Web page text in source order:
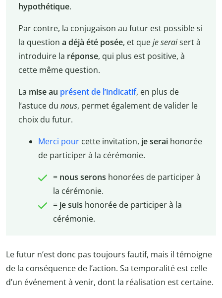
hypothétique.
Par contre, la conjugaison au futur est possible si
la question a déjà été posée, et queje seraisert à
introduire la réponse, qui plus est positive, à
cette même question.
La mise au présent de l’indicatif, en plus de
l’astuce du nous, permet également de valider le
choix du futur.
Merci pourcette invitation, je seraihonorée
de participer à la cérémonie.
= nous serons honorées de participer à
la cérémonie.
= je suis honorée de participer à la
cérémonie.
Le futur n’est donc pas toujours fautif, mais il témoigne
de la conséquence de l’action. Sa temporalité est celle
d’un événement à venir, dont la réalisation est certaine.